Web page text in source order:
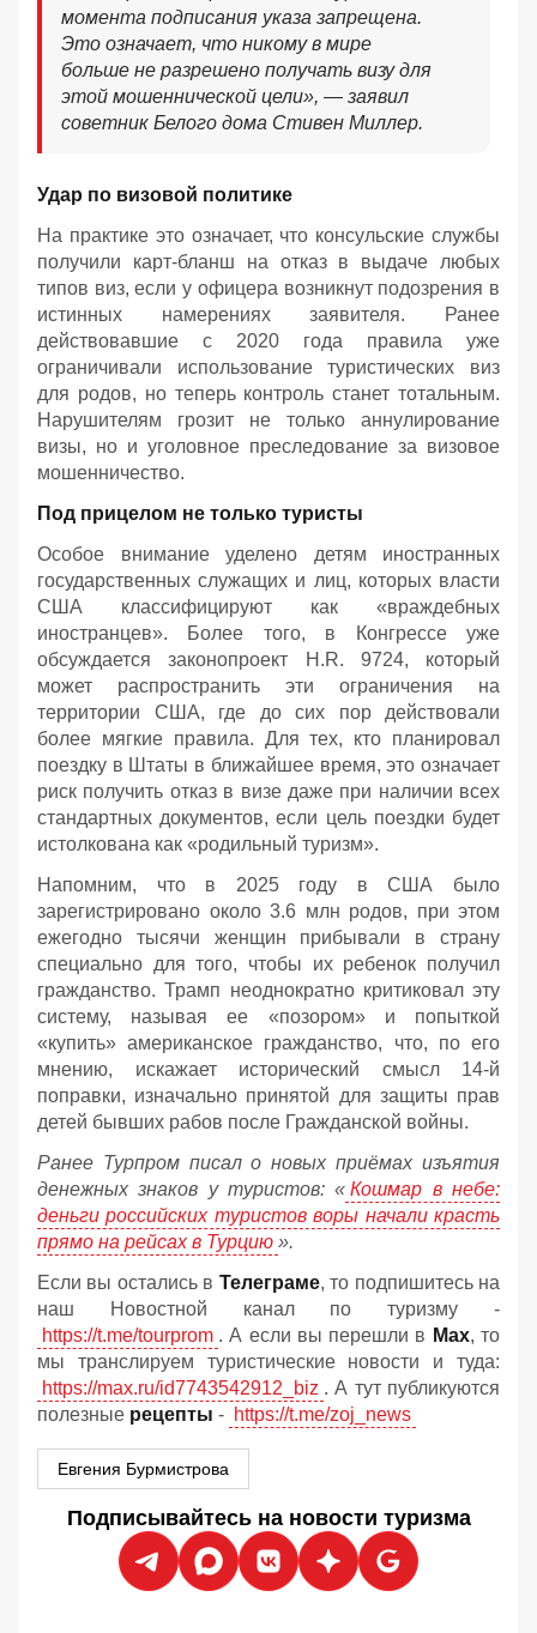
момента подписания указа запрещена.
Это означает, что никому в мире
больше не разрешено получать визу для
этой мошеннической цели», — заявил
советник Белого дома Стивен Миллер.
Удар по визовой политике
На практике это означает, что консульские службы
получили карт-бланш на отказ в выдаче любых
типов виз, если у офицера возникнут подозрения в
истинных намерениях заявителя. Ранее
действовавшие с 2020 года правила уже
ограничивали использование туристических виз
для родов, но теперь контроль станет тотальным.
Нарушителям грозит не только аннулирование
визы, но и уголовное преследование за визовое
мошенничество.
Под прицелом не только туристы
Особое внимание уделено детям иностранных
государственных служащих и лиц, которых власти
США классифицируют как «враждебных
иностранцев». Более того, в Конгрессе уже
обсуждается законопроект H.R. 9724, который
может распространить эти ограничения на
территории США, где до сих пор действовали
более мягкие правила. Для тех, кто планировал
поездку в Штаты в ближайшее время, это означает
риск получить отказ в визе даже при наличии всех
стандартных документов, если цель поездки будет
истолкована как «родильный туризм».
Напомним, что в 2025 году в США было
зарегистрировано около 3.6 млн родов, при этом
ежегодно тысячи женщин прибывали в страну
специально для того, чтобы их ребенок получил
гражданство. Трамп неоднократно критиковал эту
систему, называя ее «позором» и попыткой
«купить» американское гражданство, что, по его
мнению, искажает исторический смысл 14-й
поправки, изначально принятой для защиты прав
детей бывших рабов после Гражданской войны.
Ранее Турпром писал о новых приёмах изъятия
денежных знаков у туристов: « Кошмар в небе:
деньги российских туристов воры начали красть
прямо на рейсах в Турцию ».
Если вы остались в Телеграме, то подпишитесь на
наш Новостной канал по туризму -
https://t.me/tourprom . А если вы перешли в Мах, то
мы транслируем туристические новости и туда:
https://max.ru/id7743542912_biz . А тут публикуются
полезные рецепты - https://t.me/zoj_news
Евгения Бурмистрова
Подписывайтесь на новости туризма